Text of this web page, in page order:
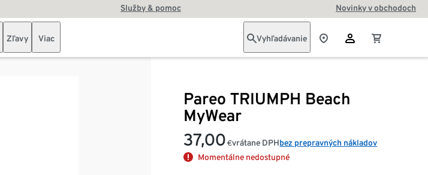
Služby & pomoc Novinky v obchodoch
Zľavy Viac Vyhľadávanie
Pareo TRIUMPH Beach
MyWear
37,00 €vrátane DPHbez prepravných nákladov
Momentálne nedostupné